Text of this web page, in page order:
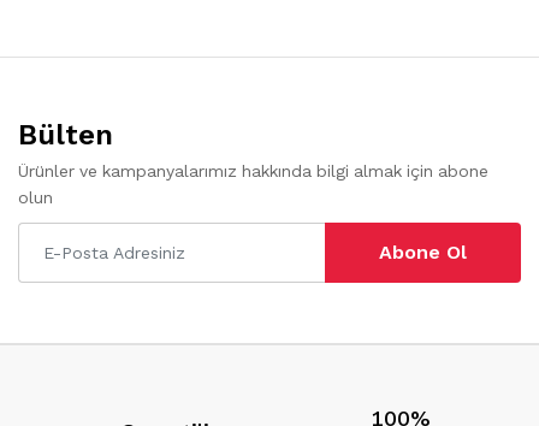
Bülten
Ürünler ve kampanyalarımız hakkında bilgi almak için abone
olun
Abone Ol
100%